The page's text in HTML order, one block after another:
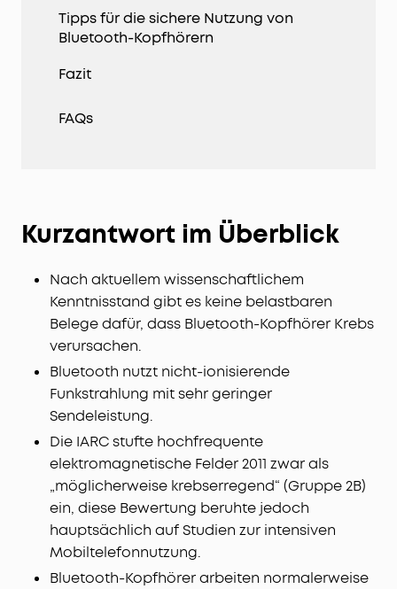
Tipps für die sichere Nutzung von
Bluetooth-Kopfhörern
Fazit
FAQs
Kurzantwort im Überblick
Nach aktuellem wissenschaftlichem
Kenntnisstand gibt es keine belastbaren
Belege dafür, dass Bluetooth-Kopfhörer Krebs
verursachen.
Bluetooth nutzt nicht-ionisierende
Funkstrahlung mit sehr geringer
Sendeleistung.
Die IARC stufte hochfrequente
elektromagnetische Felder 2011 zwar als
„möglicherweise krebserregend“ (Gruppe 2B)
ein, diese Bewertung beruhte jedoch
hauptsächlich auf Studien zur intensiven
Mobiltelefonnutzung.
Bluetooth-Kopfhörer arbeiten normalerweise